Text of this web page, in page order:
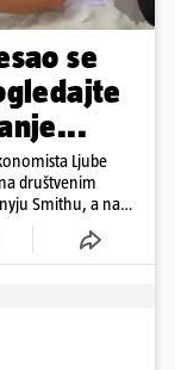
se
Ljube
društvenim
Smithu, a na
s vjenčanja